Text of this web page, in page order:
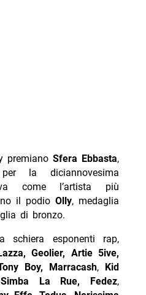
premiano Sfera Ebbasta,
la diciannovesima
come l’artista più
il podioOlly, medaglia
di bronzo.
schiera esponenti rap,
Geolier, Artie 5ive,
Boy, Marracash,
Kid
Simba La Rue, Fedez,